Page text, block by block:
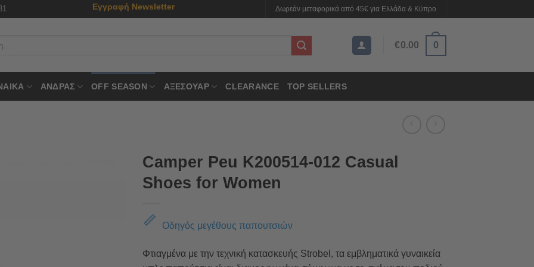
Εγγραφή Newsletter Δωρεάν μεταφορικά από 45€ για Ελλάδα & Κύπρο
€0.00 0
ΑΝΔΡΑΣ OFF SEASON ΑΞΕΣΟΥΑΡ CLEARANCE TOP SELLERS
Camper Peu K200514-012 Casual
Shoes for Women
Οδηγός μεγέθους παπουτσιών
Φτιαγμένα με την τεχνική κατασκευής Strobel, τα εμβληματικά γυναικεία